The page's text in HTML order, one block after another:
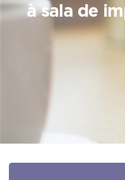
à sala de